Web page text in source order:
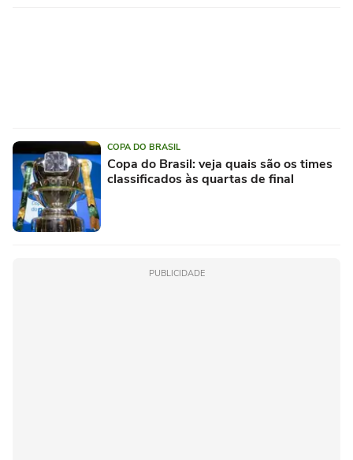
COPA DO BRASIL
Copa do Brasil: veja quais são os times
classificados às quartas de final
PUBLICIDADE